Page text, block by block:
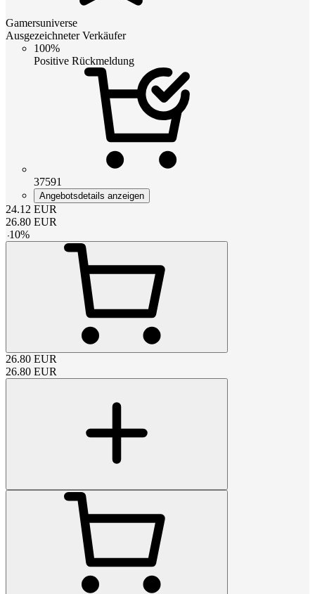
Gamersuniverse
Ausgezeichneter Verkäufer
100%
Positive Rückmeldung
37591
Angebotsdetails anzeigen
24.12 EUR
26.80 EUR
-10%
26.80 EUR
26.80 EUR